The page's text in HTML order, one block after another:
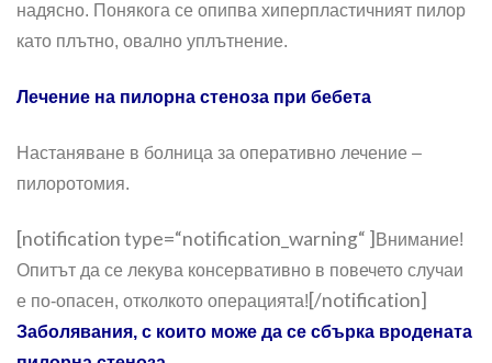
надясно. Понякога се опипва хиперпластичният пилор
като плътно, овално уплътнение.
Лечение на пилорна стеноза при бебета
Настаняване в болница за оперативно лечение –
пилоротомия.
[notification type=“notification_warning“ ] Внимание!
Опитът да се ле­кува консервативно в повечето случаи
е по-опасен, отколкото операцията![/notification]
Заболявания, с които може да се сбърка вродената